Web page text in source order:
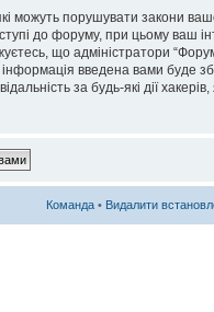
можуть порушувати закони
до форуму, при цьому
що адміністратори
введена вами буде
за будь-які дії
Команда • Видалити